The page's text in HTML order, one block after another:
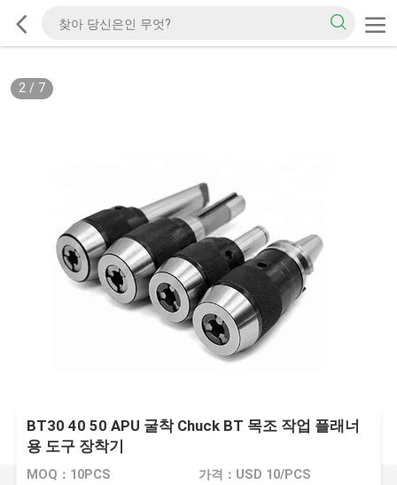
2/ 7
BT30 40 50 APU 굴착 Chuck BT 목조 작업 플래너
용 도구 장착기
MOQ：10PCS 가격：USD 10/PCS